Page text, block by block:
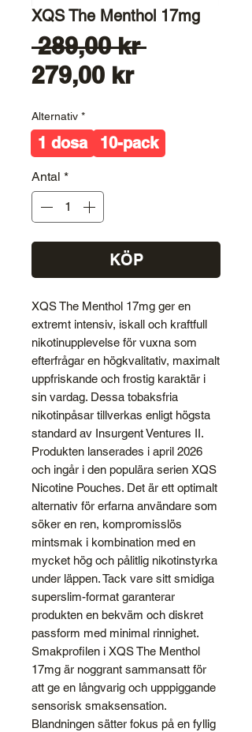
XQS The Menthol 17mg
289,00 kr Ordinarie
279,00 krReapris
Alternativ *
1 dosa 10-pack
Antal *
KÖP
XQS The Menthol 17mg ger en
extremt intensiv, iskall och kraftfull
nikotinupplevelse för vuxna som
efterfrågar en högkvalitativ, maximalt
uppfriskande och frostig karaktär i
sin vardag. Dessa tobaksfria
nikotinpåsar tillverkas enligt högsta
standard av Insurgent Ventures II.
Produkten lanserades i april 2026
och ingår i den populära serien XQS
Nicotine Pouches. Det är ett optimalt
alternativ för erfarna användare som
söker en ren, kompromisslös
mintsmak i kombination med en
mycket hög och pålitlig nikotinstyrka
under läppen. Tack vare sitt smidiga
superslim-format garanterar
produkten en bekväm och diskret
passform med minimal rinnighet.
Smakprofilen i XQS The Menthol
17mg är noggrant sammansatt för
att ge en långvarig och upppiggande
sensorisk smaksensation.
Blandningen sätter fokus på en fyllig